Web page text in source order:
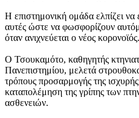
Η επιστημονική ομάδα ελπίζει να
αυτές ώστε να φωσφορίζουν
όταν ανιχνεύεται ο νέος κορονοϊός.
Ο Τσουκαμότο, καθηγητής
Πανεπιστημίου, μελετά
τρόπους προσαρμογής της ισχυρής
καταπολέμηση της γρίπης των
ασθενειών.